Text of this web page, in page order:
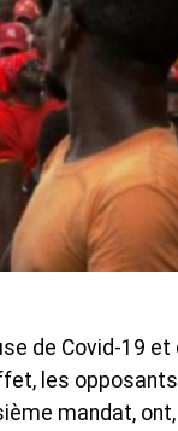
de Covid-19
les
mandat,